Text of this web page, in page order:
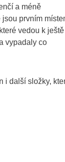
a méně
prvním
vedou k ještě
vypadaly co
i další složky,